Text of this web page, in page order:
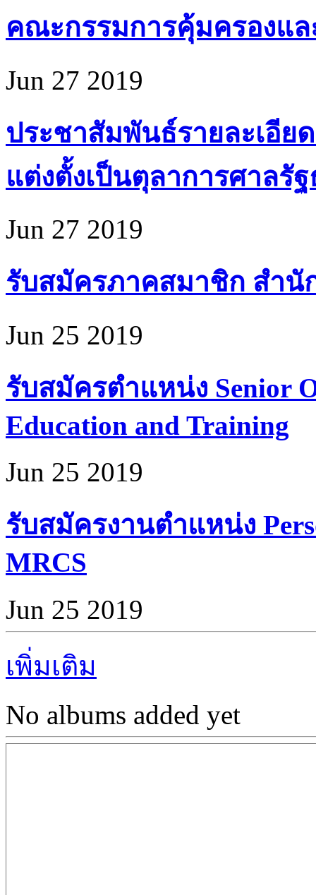
คณะกรรมการคุ้มครองแ
Jun 27 2019
ประชาสัมพันธ์รายละเอีย
แต่งตั้งเป็นตุลาการศาลรั
Jun 27 2019
รับสมัครภาคสมาชิก สำนั
Jun 25 2019
รับสมัครตำแหน่ง Senior
Education and Training
Jun 25 2019
รับสมัครงานตำแหน่ง
MRCS
Jun 25 2019
เพิ่มเติม
No albums added yet